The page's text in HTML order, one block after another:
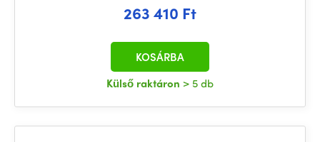
263 410 Ft
Külső raktáron > 5 db
KOSÁRBA